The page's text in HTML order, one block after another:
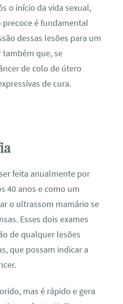
o início da vida sexual,
é fundamental
dessas lesões para um
também que, se
de colo de útero
de cura.
feita anualmente por
40 anos e como um
o ultrassom mamário se
Esses dois exames
de qualquer lesões
que possam indicar a
mas é rápido e gera